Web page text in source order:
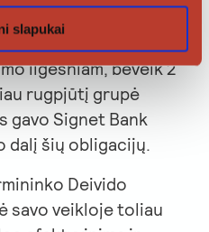
slapukai
Finance dėl privačių
ilgesniam, beveik 2
rugpjūtį grupė
gavo Signet Bank
dalį šių obligacijų.
Deivido
savo veikloje toliau